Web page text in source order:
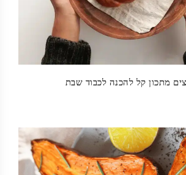
מתכון קל להכנה לכבוד שבת